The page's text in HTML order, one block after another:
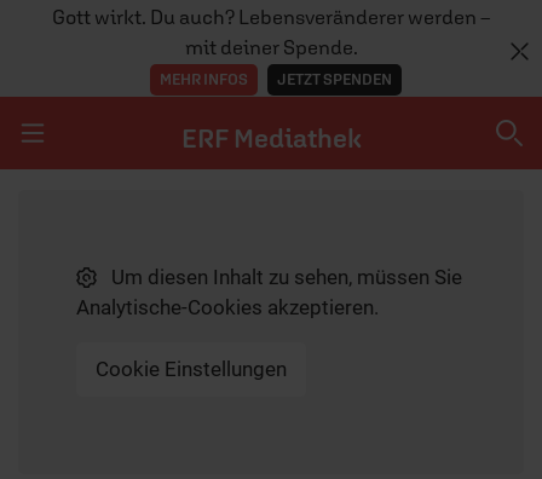
Gott wirkt. Du auch? Lebensveränderer werden –
mit deiner Spende.
MEHR INFOS JETZT SPENDEN
ERF Mediathek
SENDUNGEN A-ZUm diesen Inhalt zu sehen, müssen Sie
Analytische-Cookies akzeptieren.
Cookie Einstellungen